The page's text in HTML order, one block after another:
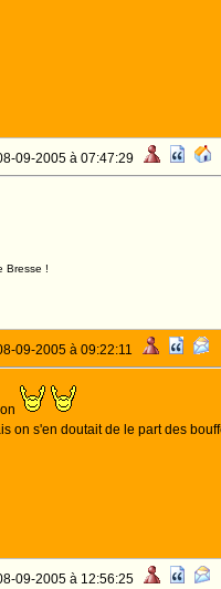
09-2005 à 07:47:29
Bresse !
09-2005 à 09:22:11
on s'en doutait de le part des
09-2005 à 12:56:25